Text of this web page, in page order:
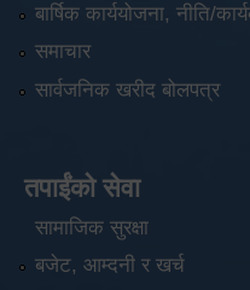
बार्षिक कार्ययोजना, नीति/
समाचार
सार्वजनिक खरीद बोलपत्र
तपाईंको सेवा
सामाजिक सुरक्षा
बजेट, आम्दनी र खर्च